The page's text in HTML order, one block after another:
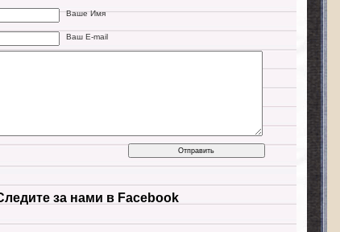
Ваше Имя
Ваш E-mail
за нами в Facebook